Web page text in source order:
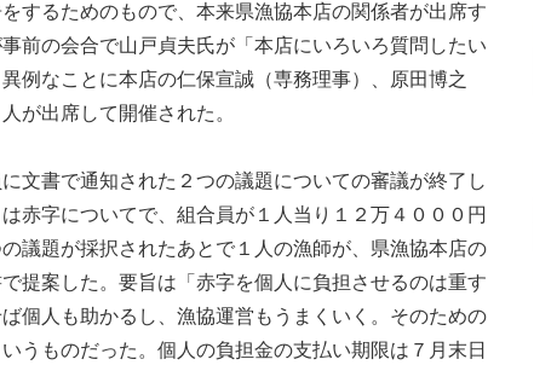
するためのもので、本来県漁協本店の関係者が出席す
前の会合で山戸貞夫氏が「本店にいろいろ質問したい
例なことに本店の仁保宣誠（専務理事）、原田博之
が出席して開催された。
文書で通知された２つの議題についての審議が終了し
赤字についてで、組合員が１人当り１２万４０００円
議題が採択されたあとで１人の漁師が、県漁協本店の
提案した。要旨は「赤字を個人に負担させるのは重す
個人も助かるし、漁協運営もうまくいく。そのための
うものだった。個人の負担金の支払い期限は７月末日